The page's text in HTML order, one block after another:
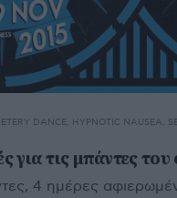
DANCE, HYPNOTIC NAUSEA,
για τις μπάντες
4 ημέρες